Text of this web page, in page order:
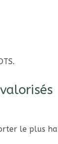
le plus